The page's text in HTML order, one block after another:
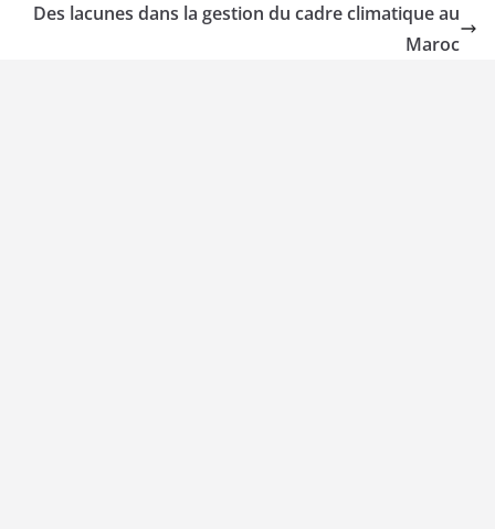
Des lacunes dans la gestion du cadre climatique au
Maroc